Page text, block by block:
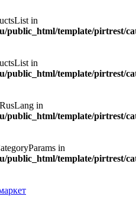
in
public_html/template/pirtrest/
in
public_html/template/pirtrest/
in
public_html/template/pirtrest/
in
public_html/template/pirtrest/